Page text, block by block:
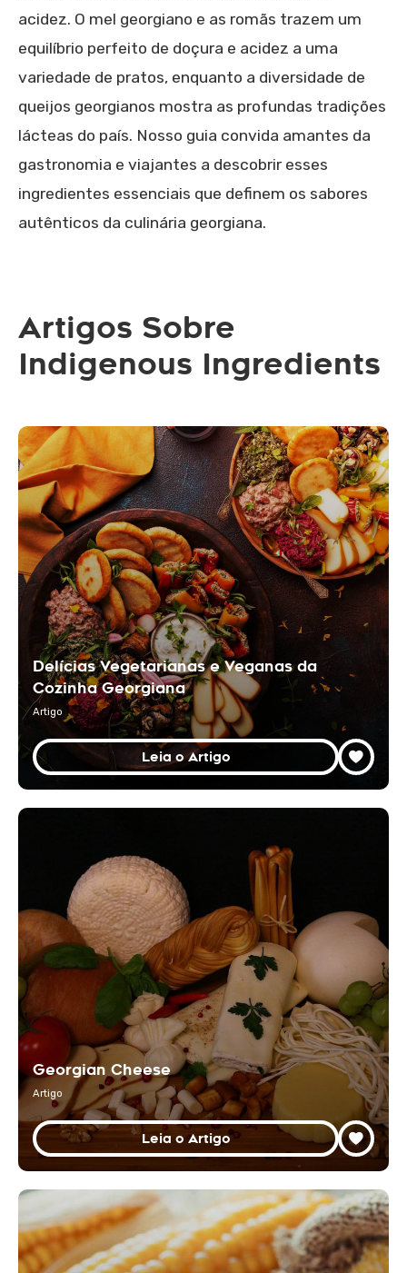
acidez. O mel georgiano e as romãs trazem um
equilíbrio perfeito de doçura e acidez a uma
variedade de pratos, enquanto a diversidade de
queijos georgianos mostra as profundas tradições
lácteas do país. Nosso guia convida amantes da
gastronomia e viajantes a descobrir esses
ingredientes essenciais que definem os sabores
autênticos da culinária georgiana.
Artigos Sobre
Indigenous Ingredients
Delícias Vegetarianas e Veganas da
Cozinha Georgiana
Artigo
Leia o Artigo
Georgian Cheese
Artigo
Leia o Artigo